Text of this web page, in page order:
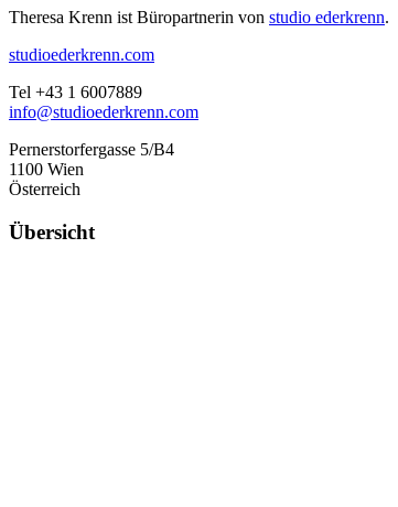
Theresa Krenn ist Büropartnerin von studio ederkrenn.
studioederkrenn.com
Tel +43 1 6007889
info@studioederkrenn.com
Pernerstorfergasse 5/B4
1100 Wien
Österreich
Übersicht